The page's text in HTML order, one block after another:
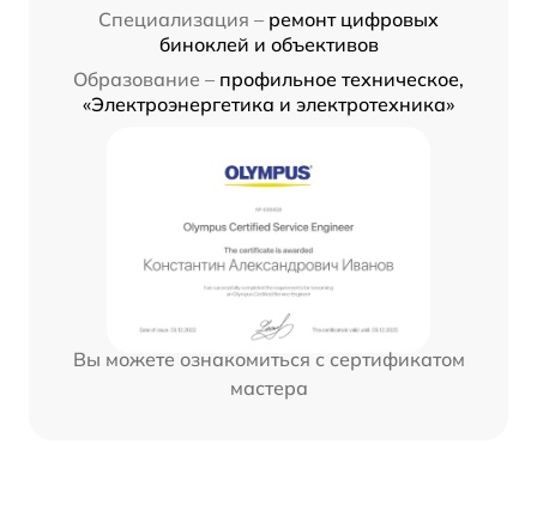
Специализация – ремонт цифровых
биноклей и объективов
Образование – профильное техническое,
«Электроэнергетика и электротехника»
Вы можете ознакомиться с сертификатом
мастера